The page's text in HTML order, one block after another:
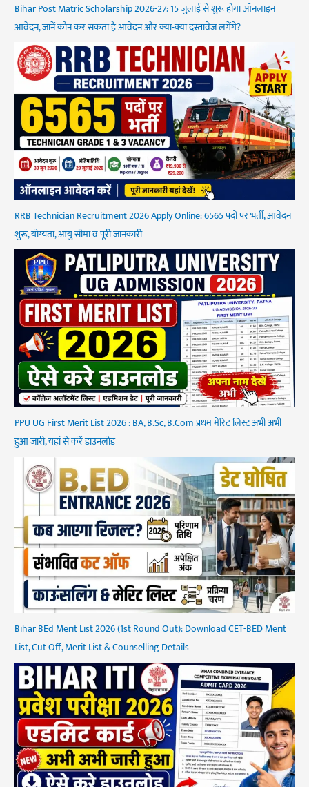
Bihar Post Matric Scholarship 2026-27: 15 जुलाई से शुरू होगा ऑनलाइन
आवेदन, जानें कौन कर सकता है आवेदन और क्या-क्या दस्तावेज लगेंगे?
RRB Technician Recruitment 2026 Apply Online: 6565 पदों पर भर्ती, आवेदन
शुरू, योग्यता, आयु सीमा व पूरी जानकारी
PPU UG First Merit List 2026 : BA, B.Sc, B.Com प्रथम मेरिट लिस्ट अभी अभी
हुआ जारी, यहां से करें डाउनलोड
Bihar BEd Merit List 2026 (1st Round Out): Download CET-BED Merit
List, Cut Off, Merit List & Counselling Details